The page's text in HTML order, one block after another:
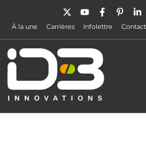
À la une Carrières Infolettre Contact